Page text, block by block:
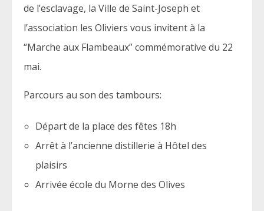
de l’esclavage, la Ville de Saint-Joseph et
l’association les Oliviers vous invitent à la
“Marche aux Flambeaux” commémorative du 22
mai.
Parcours au son des tambours:
Départ de la place des fêtes 18h
Arrêt à l’ancienne distillerie à Hôtel des
plaisirs
Arrivée école du Morne des Olives